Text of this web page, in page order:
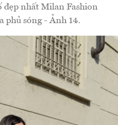
đẹp nhất Milan Fashion
phủ sóng - Ảnh 14.